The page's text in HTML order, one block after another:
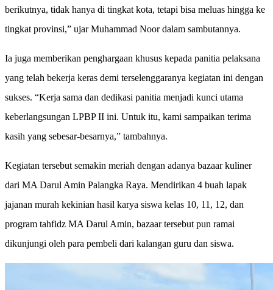
berikutnya, tidak hanya di tingkat kota, tetapi bisa meluas hingga ke
tingkat provinsi,” ujar Muhammad Noor dalam sambutannya.
Ia juga memberikan penghargaan khusus kepada panitia pelaksana
yang telah bekerja keras demi terselenggaranya kegiatan ini dengan
sukses. “Kerja sama dan dedikasi panitia menjadi kunci utama
keberlangsungan LPBP II ini. Untuk itu, kami sampaikan terima
kasih yang sebesar-besarnya,” tambahnya.
Kegiatan tersebut semakin meriah dengan adanya bazaar kuliner
dari MA Darul Amin Palangka Raya. Mendirikan 4 buah lapak
jajanan murah kekinian hasil karya siswa kelas 10, 11, 12, dan
program tahfidz MA Darul Amin, bazaar tersebut pun ramai
dikunjungi oleh para pembeli dari kalangan guru dan siswa.